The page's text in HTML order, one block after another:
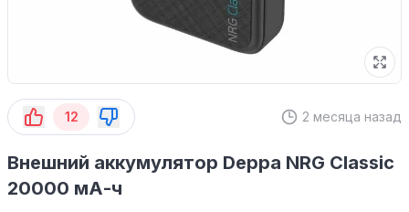
12 2 месяца назад
Внешний аккумулятор Deppa NRG Classic
20000 мА-ч